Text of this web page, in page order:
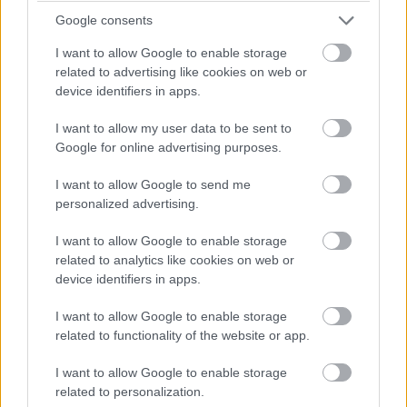
Google consents
I want to allow Google to enable storage
related to advertising like cookies on web or
device identifiers in apps.
I want to allow my user data to be sent to
Google for online advertising purposes.
I want to allow Google to send me
personalized advertising.
I want to allow Google to enable storage
related to analytics like cookies on web or
device identifiers in apps.
I want to allow Google to enable storage
related to functionality of the website or app.
I want to allow Google to enable storage
related to personalization.
Martin Brundle elemzése az időmérő előtt: „A Mercedesnek új
első szárnya van, ami egy kicsit segít, de mindig is jobban
mentek a nagy leszorítóerős beállításokkal. A kör nagy
részében képesek abban a zónában vezetni az autót, ahol a
legjobban működik. A pilóták azt mondják, hogy nem érzik
különösebben jónak, de az óra mást mutat” – mondta el a Sky
Sports adásában.
Többen hoztak különleges sisakfestést, közülük pedig
Sebastian Vettel megoldása talán a legfeltűnőbb. A
négyszeres világbajnok hosszú idő után ismét a Red Bull
dizájnját alkalmazza az energiaitalosok nemrégiben elhunyt
alapítójának Dietrich Mateschitznek a tiszteletére.
pic.twitter.com/mwuqAp2Fkg
— Aston Martin Aramco Cognizant F1 Team
(@AstonMartinF1)
October 29, 2022